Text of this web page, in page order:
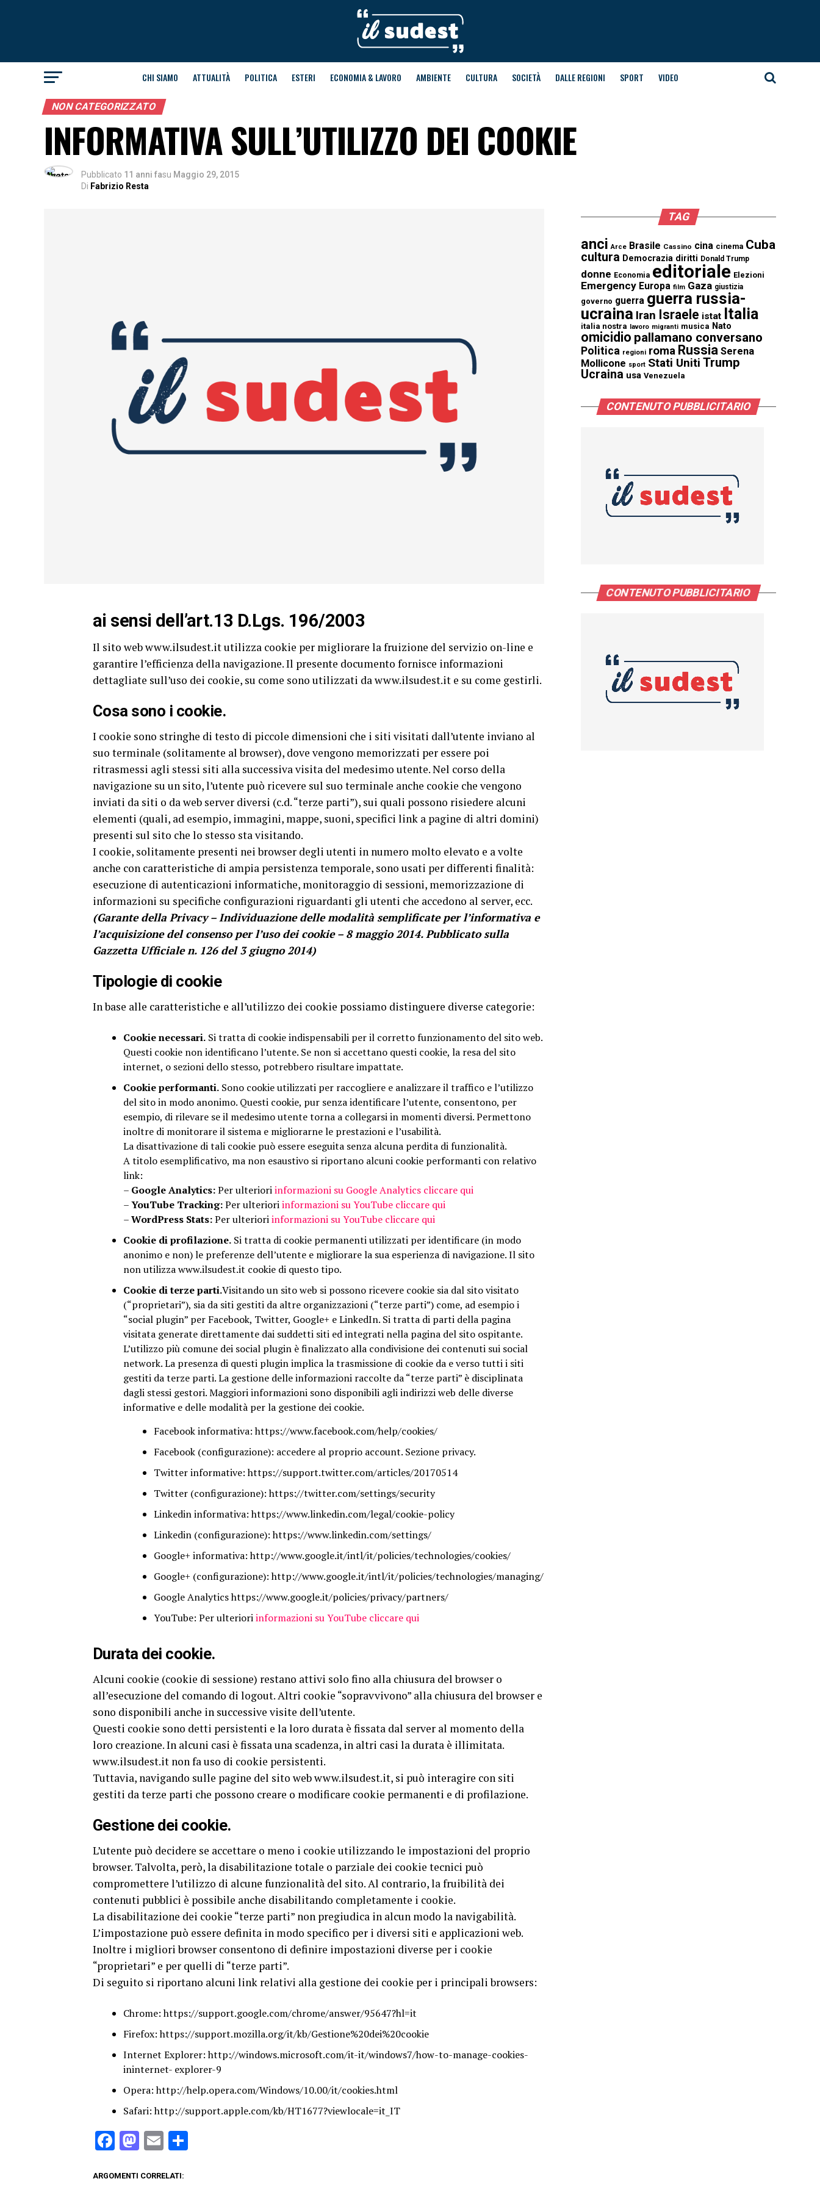
CHI SIAMO ATTUALITÀ POLITICA ESTERI ECONOMIA & LAVORO AMBIENTE CULTURA SOCIETÀ DALLE REGIONI SPORT VIDEO
NON CATEGORIZZATO
INFORMATIVA SULL’UTILIZZO DEI COOKIE
Pubblicato 11 anni fasu Maggio 29, 2015
Di Fabrizio Resta
ai sensi dell’art.13 D.Lgs. 196/2003
Il sito web www.ilsudest.it utilizza cookie per migliorare la fruizione del servizio on-line e
garantire l’efficienza della navigazione. Il presente documento fornisce informazioni
dettagliate sull’uso dei cookie, su come sono utilizzati da www.ilsudest.it e su come gestirli.
Cosa sono i cookie.
I cookie sono stringhe di testo di piccole dimensioni che i siti visitati dall’utente inviano al
suo terminale (solitamente al browser), dove vengono memorizzati per essere poi
ritrasmessi agli stessi siti alla successiva visita del medesimo utente. Nel corso della
navigazione su un sito, l’utente può ricevere sul suo terminale anche cookie che vengono
inviati da siti o da web server diversi (c.d. “terze parti”), sui quali possono risiedere alcuni
elementi (quali, ad esempio, immagini, mappe, suoni, specifici link a pagine di altri domini)
presenti sul sito che lo stesso sta visitando.
I cookie, solitamente presenti nei browser degli utenti in numero molto elevato e a volte
anche con caratteristiche di ampia persistenza temporale, sono usati per differenti finalità:
esecuzione di autenticazioni informatiche, monitoraggio di sessioni, memorizzazione di
informazioni su specifiche configurazioni riguardanti gli utenti che accedono al server, ecc.
(Garante della Privacy – Individuazione delle modalità semplificate per l’informativa e
l’acquisizione del consenso per l’uso dei cookie – 8 maggio 2014. Pubblicato sulla
Gazzetta Ufficiale n. 126 del 3 giugno 2014)
Tipologie di cookie
In base alle caratteristiche e all’utilizzo dei cookie possiamo distinguere diverse categorie:
Cookie necessari. Si tratta di cookie indispensabili per il corretto funzionamento del sito web.
Questi cookie non identificano l’utente. Se non si accettano questi cookie, la resa del sito
internet, o sezioni dello stesso, potrebbero risultare impattate.
Cookie performanti. Sono cookie utilizzati per raccogliere e analizzare il traffico e l’utilizzo
del sito in modo anonimo. Questi cookie, pur senza identificare l’utente, consentono, per
esempio, di rilevare se il medesimo utente torna a collegarsi in momenti diversi. Permettono
inoltre di monitorare il sistema e migliorarne le prestazioni e l’usabilità.
La disattivazione di tali cookie può essere eseguita senza alcuna perdita di funzionalità.
A titolo esemplificativo, ma non esaustivo si riportano alcuni cookie performanti con relativo
link:
– Google Analytics:Per ulterioriinformazioni su Google Analytics cliccare qui
–YouTube Tracking:Per ulterioriinformazioni su YouTube cliccare qui
–WordPress Stats:Per ulterioriinformazioni su YouTube cliccare qui
Cookie di profilazione. Si tratta di cookie permanenti utilizzati per identificare (in modo
anonimo e non) le preferenze dell’utente e migliorare la sua esperienza di navigazione. Il sito
non utilizza www.ilsudest.it cookie di questo tipo.
Cookie di terze parti.Visitando un sito web si possono ricevere cookie sia dal sito visitato
(“proprietari”), sia da siti gestiti da altre organizzazioni (“terze parti”) come, ad esempio i
“social plugin” per Facebook, Twitter, Google+ e LinkedIn. Si tratta di parti della pagina
visitata generate direttamente dai suddetti siti ed integrati nella pagina del sito ospitante.
L’utilizzo più comune dei social plugin è finalizzato alla condivisione dei contenuti sui social
network. La presenza di questi plugin implica la trasmissione di cookie da e verso tutti i siti
gestiti da terze parti. La gestione delle informazioni raccolte da “terze parti” è disciplinata
dagli stessi gestori. Maggiori informazioni sono disponibili agli indirizzi web delle diverse
informative e delle modalità per la gestione dei cookie.
Facebook informativa: https://www.facebook.com/help/cookies/
Facebook (configurazione): accedere al proprio account. Sezione privacy.
Twitter informative: https://support.twitter.com/articles/20170514
Twitter (configurazione): https://twitter.com/settings/security
Linkedin informativa: https://www.linkedin.com/legal/cookie-policy
Linkedin (configurazione): https://www.linkedin.com/settings/
Google+ informativa: http://www.google.it/intl/it/policies/technologies/cookies/
Google+ (configurazione): http://www.google.it/intl/it/policies/technologies/managing/
Google Analytics https://www.google.it/policies/privacy/partners/
YouTube: Per ulterioriinformazioni su YouTube cliccare qui
Durata dei cookie.
Alcuni cookie (cookie di sessione) restano attivi solo fino alla chiusura del browser o
all’esecuzione del comando di logout. Altri cookie “sopravvivono” alla chiusura del browser e
sono disponibili anche in successive visite dell’utente.
Questi cookie sono detti persistenti e la loro durata è fissata dal server al momento della
loro creazione. In alcuni casi è fissata una scadenza, in altri casi la durata è illimitata.
www.ilsudest.it non fa uso di cookie persistenti.
Tuttavia, navigando sulle pagine del sito web www.ilsudest.it, si può interagire con siti
gestiti da terze parti che possono creare o modificare cookie permanenti e di profilazione.
Gestione dei cookie.
L’utente può decidere se accettare o meno i cookie utilizzando le impostazioni del proprio
browser. Talvolta, però, la disabilitazione totale o parziale dei cookie tecnici può
compromettere l’utilizzo di alcune funzionalità del sito. Al contrario, la fruibilità dei
contenuti pubblici è possibile anche disabilitando completamente i cookie.
La disabilitazione dei cookie “terze parti” non pregiudica in alcun modo la navigabilità.
L’impostazione può essere definita in modo specifico per i diversi siti e applicazioni web.
Inoltre i migliori browser consentono di definire impostazioni diverse per i cookie
“proprietari” e per quelli di “terze parti”.
Di seguito si riportano alcuni link relativi alla gestione dei cookie per i principali browsers:
Chrome: https://support.google.com/chrome/answer/95647?hl=it
Firefox: https://support.mozilla.org/it/kb/Gestione%20dei%20cookie
Internet Explorer: http://windows.microsoft.com/it-it/windows7/how-to-manage-cookies-
ininternet- explorer-9
Opera: http://help.opera.com/Windows/10.00/it/cookies.html
Safari: http://support.apple.com/kb/HT1677?viewlocale=it_IT
Facebook
Mastodon
Email
ARGOMENTI CORRELATI:
TAG
anci Arce Brasile Cassino cina cinema Cuba
cultura Democrazia diritti Donald Trump
donne Economia editoriale Elezioni
Emergency Europa film Gaza giustizia
governo guerra guerra russia-
ucraina Iran Israele istat Italia
italia nostra lavoro migranti musica Nato
omicidio pallamano conversano
Politica regioni roma Russia Serena
Mollicone sport Stati Uniti Trump
Ucraina usa Venezuela
CONTENUTO PUBBLICITARIO
CONTENUTO PUBBLICITARIO